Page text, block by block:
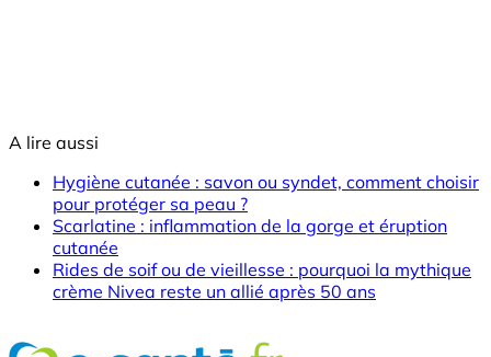
A lire aussi
Hygiène cutanée : savon ou syndet, comment choisir
pour protéger sa peau ?
Scarlatine : inflammation de la gorge et éruption
cutanée
Rides de soif ou de vieillesse : pourquoi la mythique
crème Nivea reste un allié après 50 ans